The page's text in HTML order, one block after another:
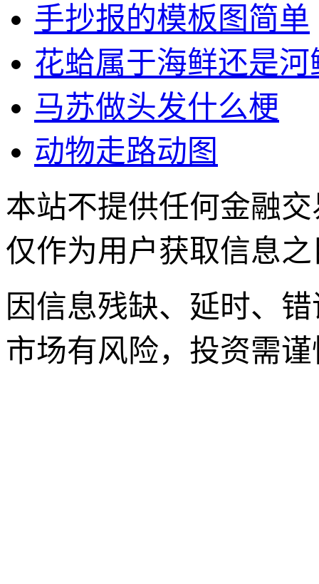
手抄报的模板图简单
花蛤属于海鲜还是河
马苏做头发什么梗
动物走路动图
本站不提供任何金融
仅作为用户获取信息
因信息残缺、延时、
市场有风险，投资需